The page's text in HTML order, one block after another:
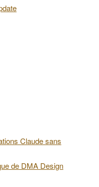
Claude sans
de DMA Design